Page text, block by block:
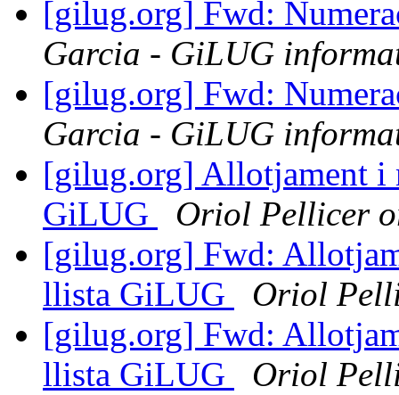
[gilug.org] Fwd:
Garcia - GiLUG
[gilug.org] Fwd:
Garcia - GiLUG
[gilug.org] Allotjament i
GiLUG
Oriol Pellicer
[gilug.org] Fwd:
llista GiLUG
Oriol
[gilug.org] Fwd:
llista GiLUG
Oriol